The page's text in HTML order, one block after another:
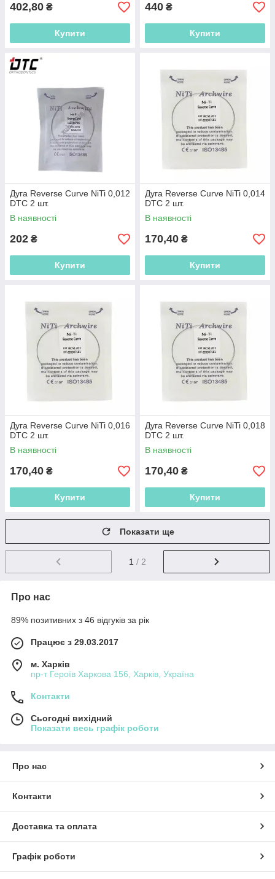
402,80 ₴
Купити
440 ₴
Купити
Дуга Reverse Curve NiTi 0,012
DTC 2 шт.
В наявності
202 ₴
Купити
Дуга Reverse Curve NiTi 0,014
DTC 2 шт.
В наявності
170,40 ₴
Купити
Дуга Reverse Curve NiTi 0,016
DTC 2 шт.
В наявності
170,40 ₴
Купити
Дуга Reverse Curve NiTi 0,018
DTC 2 шт.
В наявності
170,40 ₴
Купити
Показати ще
1 / 2
Про нас
89% позитивних з 46 відгуків за рік
Працює з 29.03.2017
м. Харків
пр-т Героїв Харкова 156, Харків, Україна
Контакти
Сьогодні вихідний
Показати весь графік роботи
Про нас
Контакти
Доставка та оплата
Графік роботи